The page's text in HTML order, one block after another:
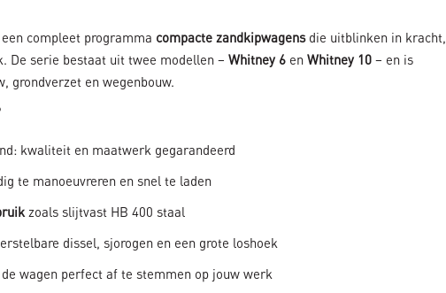
compleet programma compacte zandkipwagensdie uitblinken in kracht,
De serie bestaat uit twee modellen – Whitney 6 en Whitney 10 – en is
grondverzet en wegenbouw.
kwaliteit en maatwerk gegarandeerd
te manoeuvreren en snel te laden
zoals slijtvast HB 400 staal
dissel, sjorogen en een grote loshoek
wagen perfect af te stemmen op jouw werk